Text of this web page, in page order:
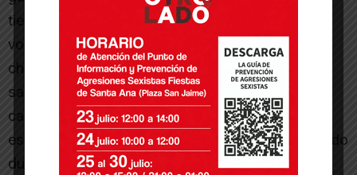
tiene que servir que para el próximo sábado que
volvemos a jugar contra el mismo equipo, las
chicas del Ruizca Metales IES Valle del Ebro
salgan con otra mentalidad e intensidad a la
cancha. Para ello habrá que hacer autocrítica de
este partido durante la semana y seguir trabajando
duro para mejorar en lo individual y colectivo.